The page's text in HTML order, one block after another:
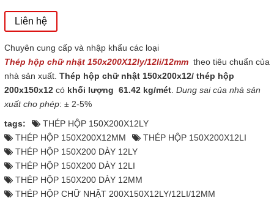
Liên hệ
Chuyên cung cấp và nhập khẩu các loại
Thép hộp chữ nhật 150x200X12ly/12li/12mm theo tiêu chuẩn của
nhà sản xuất. Thép hộp chữ nhật 150x200x12/ thép hộp
200x150x12 có khối lượng 61.42 kg/mét. Dung sai của nhà sản
xuất cho phép: ± 2-5%
tags:
THÉP HỘP 150X200X12LY
THÉP HỘP 150X200X12MM
THÉP HỘP 150X200X12LI
THÉP HỘP 150X200 DÀY 12LY
THÉP HỘP 150X200 DÀY 12LI
THÉP HỘP 150X200 DÀY 12MM
THÉP HỘP CHỮ NHẬT 200X150X12LY/12LI/12MM